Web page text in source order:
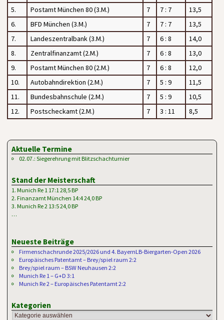
5.
Postamt München 80 (3.M.) 7 7 : 7
13,5
6.
BFD München (3.M.) 7 7 : 7
13,5
7.
Landeszentralbank (3.M.) 7 6 : 8
14,0
8.
Zentralfinanzamt (2.M.) 7 6 : 8
13,0
9.
Postamt München 80 (2.M.) 7 6 : 8
12,0
10.
Autobahndirektion (2.M.) 7 5 : 9
11,5
11.
Bundesbahnschule (2.M.) 7 5 : 9
10,5
12.
Postscheckamt (2.M.) 7 3 : 11 8,5
Aktuelle Termine
02.07.: Siegerehrung mit Blitzschachturnier
Stand der Meisterschaft
1. Munich Re 1 17:1 28,5 BP
2. Finanzamt München 14:4 24,0 BP
3. Munich Re 2 13:5 24,0 BP
…
Neueste Beiträge
Firmenschachrunde 2025/2026 und 4. BayernLB-Biergarten-Open 2026
Europäisches Patentamt – Brey/spiel raum 2:2
Brey/spiel raum – BSW Neuhausen 2:2
Munich Re 1 – G+D 3:1
Munich Re 2 – Europäisches Patentamt 2:2
Kategorien